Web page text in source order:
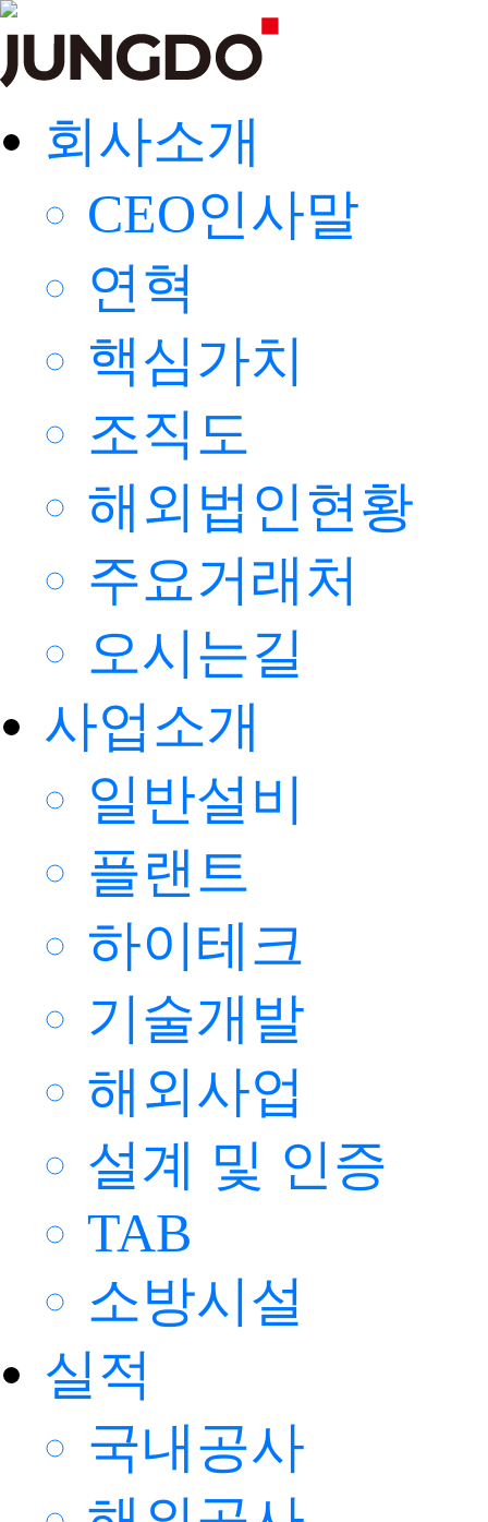
회사소개
CEO인사말
연혁
핵심가치
조직도
해외법인현황
주요거래처
오시는길
사업소개
일반설비
플랜트
하이테크
기술개발
해외사업
설계 및 인증
TAB
소방시설
실적
국내공사